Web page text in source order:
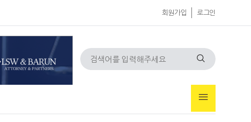
회원가입 로그인